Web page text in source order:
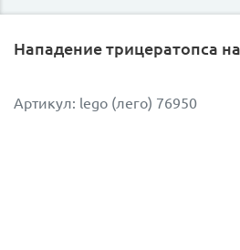
на подиуме высотой 13 см, 29
доска со схемой, яйцо и две
Скелет тираннозавра поразит не
окаменелого зуба и
Нападение трицератопса
Артикул: lego (лего) 76950